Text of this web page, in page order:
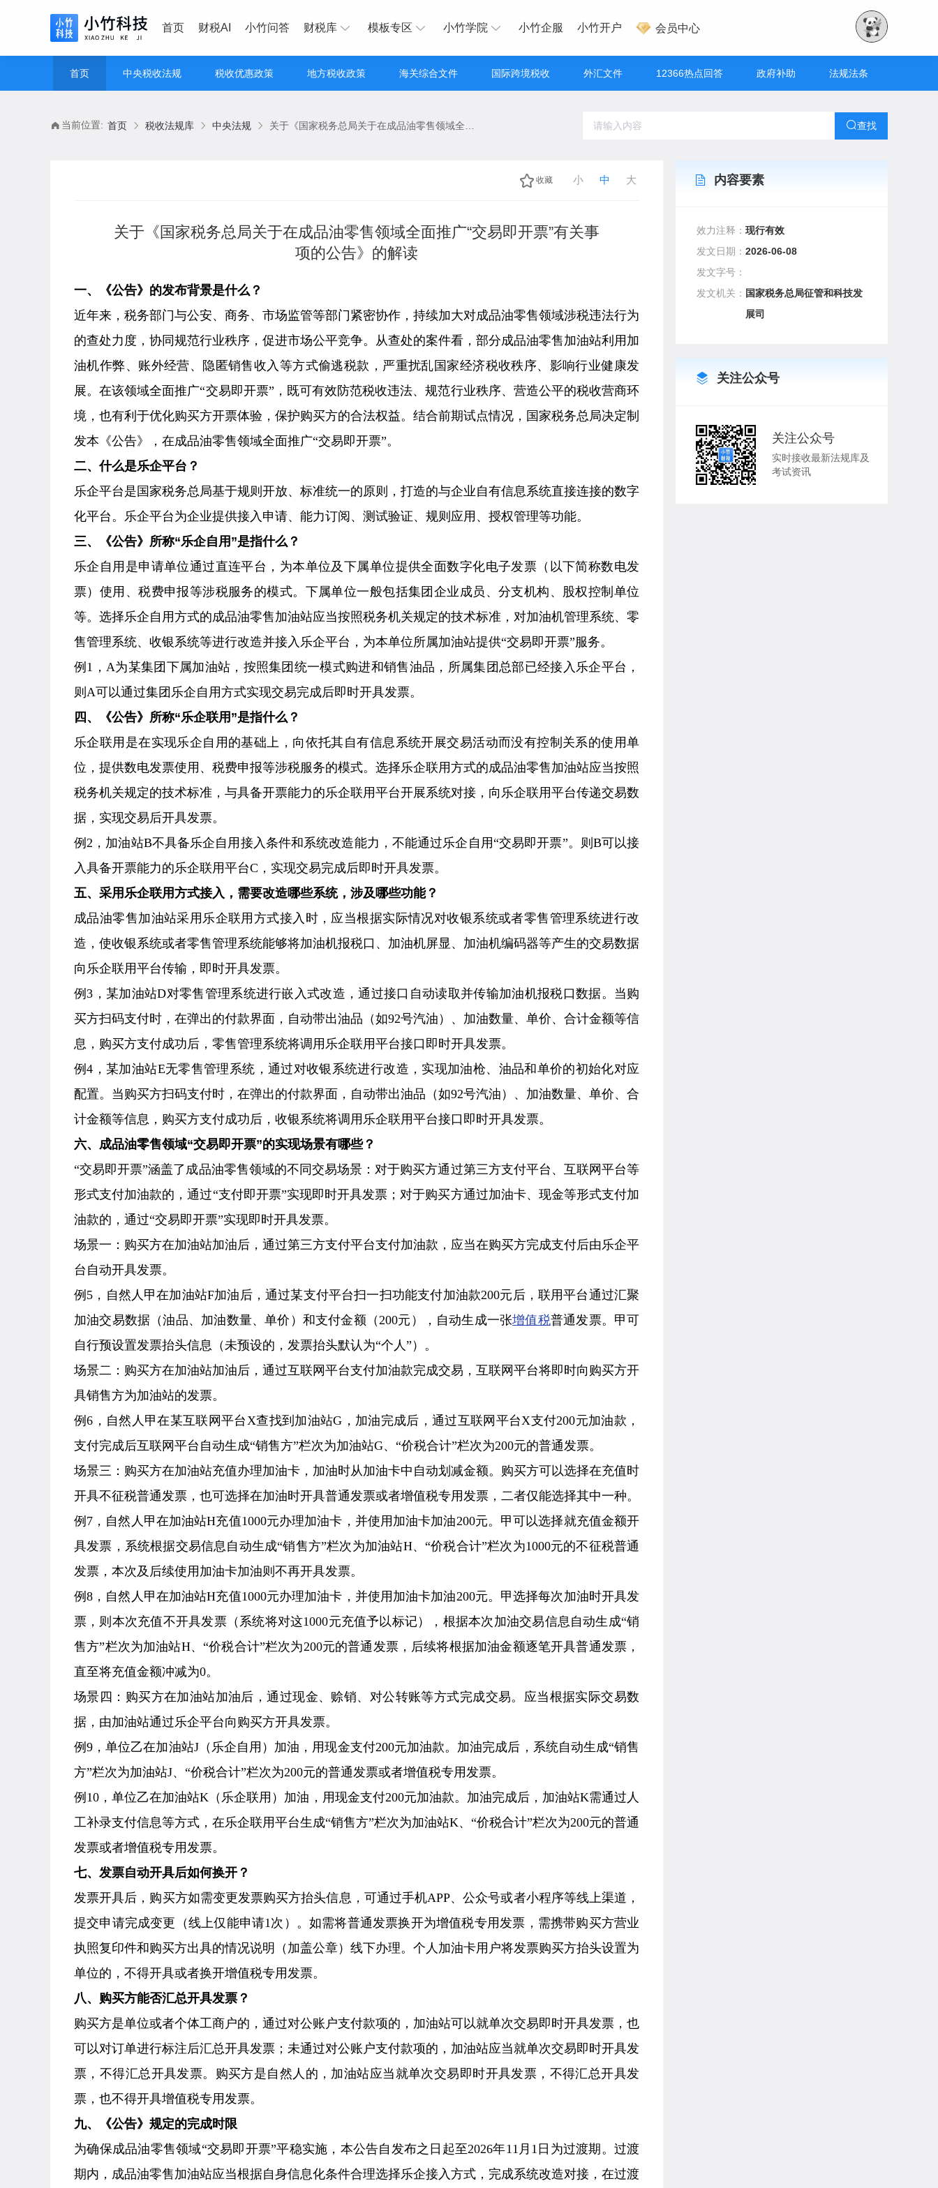
首页 财税AI 小竹问答 财税库 模板专区 小竹学院 小竹企服 小竹开户 会员中心
首页 中央税收法规 税收优惠政策 地方税收政策 海关综合文件 国际跨境税收 外汇文件 12366热点回答 政府补助 法规法条
当前位置: 首页 税收法规库 中央法规 查找
内容要素
效力注释：现行有效
发文日期：2026-06-08
发文字号：
发文机关： 国家税务总局征管和科技发
展司
关注公众号
关注公众号
实时接收最新法规库及
考试资讯
收藏 小 中 大
关于《国家税务总局关于在成品油零售领域全面推广“交易即开票”有关事
项的公告》的解读
一、《公告》的发布背景是什么？
近年来，税务部门与公安、商务、市场监管等部门紧密协作，持续加大对成品油零售领域涉税违法行为
的查处力度，协同规范行业秩序，促进市场公平竞争。从查处的案件看，部分成品油零售加油站利用加
油机作弊、账外经营、隐匿销售收入等方式偷逃税款，严重扰乱国家经济税收秩序、影响行业健康发
展。在该领域全面推广“交易即开票”，既可有效防范税收违法、规范行业秩序、营造公平的税收营商环
境，也有利于优化购买方开票体验，保护购买方的合法权益。结合前期试点情况，国家税务总局决定制
发本《公告》，在成品油零售领域全面推广“交易即开票”。
二、什么是乐企平台？
乐企平台是国家税务总局基于规则开放、标准统一的原则，打造的与企业自有信息系统直接连接的数字
化平台。乐企平台为企业提供接入申请、能力订阅、测试验证、规则应用、授权管理等功能。
三、《公告》所称“乐企自用”是指什么？
乐企自用是申请单位通过直连平台，为本单位及下属单位提供全面数字化电子发票（以下简称数电发
票）使用、税费申报等涉税服务的模式。下属单位一般包括集团企业成员、分支机构、股权控制单位
等。选择乐企自用方式的成品油零售加油站应当按照税务机关规定的技术标准，对加油机管理系统、零
售管理系统、收银系统等进行改造并接入乐企平台，为本单位所属加油站提供“交易即开票”服务。
例1，A为某集团下属加油站，按照集团统一模式购进和销售油品，所属集团总部已经接入乐企平台，
则A可以通过集团乐企自用方式实现交易完成后即时开具发票。
四、《公告》所称“乐企联用”是指什么？
乐企联用是在实现乐企自用的基础上，向依托其自有信息系统开展交易活动而没有控制关系的使用单
位，提供数电发票使用、税费申报等涉税服务的模式。选择乐企联用方式的成品油零售加油站应当按照
税务机关规定的技术标准，与具备开票能力的乐企联用平台开展系统对接，向乐企联用平台传递交易数
据，实现交易后开具发票。
例2，加油站B不具备乐企自用接入条件和系统改造能力，不能通过乐企自用“交易即开票”。则B可以接
入具备开票能力的乐企联用平台C，实现交易完成后即时开具发票。
五、采用乐企联用方式接入，需要改造哪些系统，涉及哪些功能？
成品油零售加油站采用乐企联用方式接入时，应当根据实际情况对收银系统或者零售管理系统进行改
造，使收银系统或者零售管理系统能够将加油机报税口、加油机屏显、加油机编码器等产生的交易数据
向乐企联用平台传输，即时开具发票。
例3，某加油站D对零售管理系统进行嵌入式改造，通过接口自动读取并传输加油机报税口数据。当购
买方扫码支付时，在弹出的付款界面，自动带出油品（如92号汽油）、加油数量、单价、合计金额等信
息，购买方支付成功后，零售管理系统将调用乐企联用平台接口即时开具发票。
例4，某加油站E无零售管理系统，通过对收银系统进行改造，实现加油枪、油品和单价的初始化对应
配置。当购买方扫码支付时，在弹出的付款界面，自动带出油品（如92号汽油）、加油数量、单价、合
计金额等信息，购买方支付成功后，收银系统将调用乐企联用平台接口即时开具发票。
六、成品油零售领域“交易即开票”的实现场景有哪些？
“交易即开票”涵盖了成品油零售领域的不同交易场景：对于购买方通过第三方支付平台、互联网平台等
形式支付加油款的，通过“支付即开票”实现即时开具发票；对于购买方通过加油卡、现金等形式支付加
油款的，通过“交易即开票”实现即时开具发票。
场景一：购买方在加油站加油后，通过第三方支付平台支付加油款，应当在购买方完成支付后由乐企平
台自动开具发票。
例5，自然人甲在加油站F加油后，通过某支付平台扫一扫功能支付加油款200元后，联用平台通过汇聚
加油交易数据（油品、加油数量、单价）和支付金额（200元），自动生成一张增值税普通发票。甲可
自行预设置发票抬头信息（未预设的，发票抬头默认为“个人”）。
场景二：购买方在加油站加油后，通过互联网平台支付加油款完成交易，互联网平台将即时向购买方开
具销售方为加油站的发票。
例6，自然人甲在某互联网平台X查找到加油站G，加油完成后，通过互联网平台X支付200元加油款，
支付完成后互联网平台自动生成“销售方”栏次为加油站G、“价税合计”栏次为200元的普通发票。
场景三：购买方在加油站充值办理加油卡，加油时从加油卡中自动划减金额。购买方可以选择在充值时
开具不征税普通发票，也可选择在加油时开具普通发票或者增值税专用发票，二者仅能选择其中一种。
例7，自然人甲在加油站H充值1000元办理加油卡，并使用加油卡加油200元。甲可以选择就充值金额开
具发票，系统根据交易信息自动生成“销售方”栏次为加油站H、“价税合计”栏次为1000元的不征税普通
发票，本次及后续使用加油卡加油则不再开具发票。
例8，自然人甲在加油站H充值1000元办理加油卡，并使用加油卡加油200元。甲选择每次加油时开具发
票，则本次充值不开具发票（系统将对这1000元充值予以标记），根据本次加油交易信息自动生成“销
售方”栏次为加油站H、“价税合计”栏次为200元的普通发票，后续将根据加油金额逐笔开具普通发票，
直至将充值金额冲减为0。
场景四：购买方在加油站加油后，通过现金、赊销、对公转账等方式完成交易。应当根据实际交易数
据，由加油站通过乐企平台向购买方开具发票。
例9，单位乙在加油站J（乐企自用）加油，用现金支付200元加油款。加油完成后，系统自动生成“销售
方”栏次为加油站J、“价税合计”栏次为200元的普通发票或者增值税专用发票。
例10，单位乙在加油站K（乐企联用）加油，用现金支付200元加油款。加油完成后，加油站K需通过人
工补录支付信息等方式，在乐企联用平台生成“销售方”栏次为加油站K、“价税合计”栏次为200元的普通
发票或者增值税专用发票。
七、发票自动开具后如何换开？
发票开具后，购买方如需变更发票购买方抬头信息，可通过手机APP、公众号或者小程序等线上渠道，
提交申请完成变更（线上仅能申请1次）。如需将普通发票换开为增值税专用发票，需携带购买方营业
执照复印件和购买方出具的情况说明（加盖公章）线下办理。个人加油卡用户将发票购买方抬头设置为
单位的，不得开具或者换开增值税专用发票。
八、购买方能否汇总开具发票？
购买方是单位或者个体工商户的，通过对公账户支付款项的，加油站可以就单次交易即时开具发票，也
可以对订单进行标注后汇总开具发票；未通过对公账户支付款项的，加油站应当就单次交易即时开具发
票，不得汇总开具发票。购买方是自然人的，加油站应当就单次交易即时开具发票，不得汇总开具发
票，也不得开具增值税专用发票。
九、《公告》规定的完成时限
为确保成品油零售领域“交易即开票”平稳实施，本公告自发布之日起至2026年11月1日为过渡期。过渡
期内，成品油零售加油站应当根据自身信息化条件合理选择乐企接入方式，完成系统改造对接，在过渡